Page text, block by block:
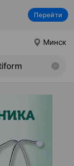
Перейти
Минск